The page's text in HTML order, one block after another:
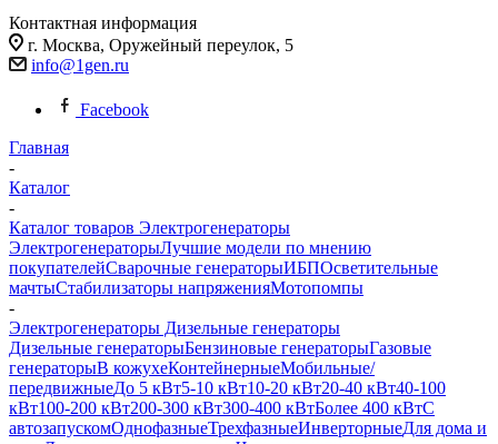
Контактная информация
г. Москва, Оружейный переулок, 5
info@1gen.ru
Facebook
Главная
-
Каталог
-
Каталог товаров Электрогенераторы
ЭлектрогенераторыЛучшие модели по мнению
покупателейСварочные генераторыИБПОсветительные
мачтыСтабилизаторы напряженияМотопомпы
-
Электрогенераторы Дизельные генераторы
Дизельные генераторыБензиновые генераторыГазовые
генераторыВ кожухеКонтейнерныеМобильные/
передвижныеДо 5 кВт5-10 кВт10-20 кВт20-40 кВт40-100
кВт100-200 кВт200-300 кВт300-400 кВтБолее 400 кВтС
автозапускомОднофазныеТрехфазныеИнверторныеДля дома и